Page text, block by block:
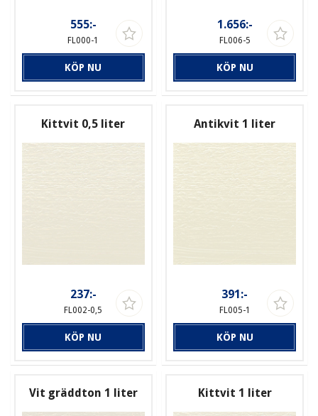
555:-
FL000-1
KÖP NU
1.656:-
FL006-5
KÖP NU
Kittvit 0,5 liter
237:-
FL002-0,5
KÖP NU
Antikvit 1 liter
391:-
FL005-1
KÖP NU
Vit gräddton 1 liter Kittvit 1 liter